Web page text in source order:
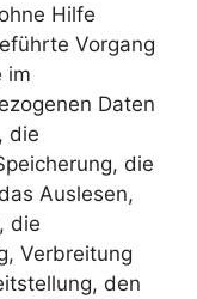
Hilfe
Vorgang
im
Daten
die
die
Auslesen,
die
Verbreitung
den